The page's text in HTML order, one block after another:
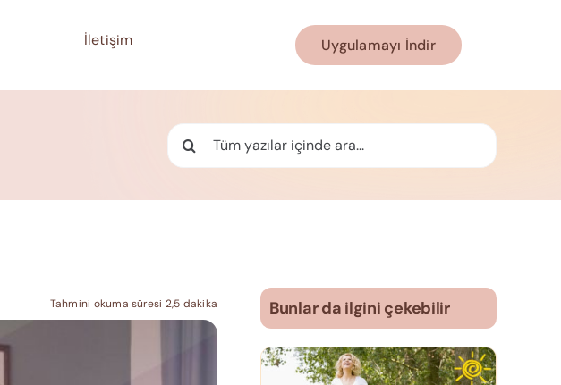
İletişim Uygulamayı İndir
Ara:
Tahmini okuma süresi 2,5 dakika Bunlar da ilgini çekebilir